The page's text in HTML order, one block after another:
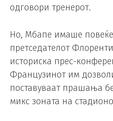
одговори тренерот.
Но, Мбапе имаше
претседателот
историска прес-
Французинот им
поставуваат прашања
микс зоната на